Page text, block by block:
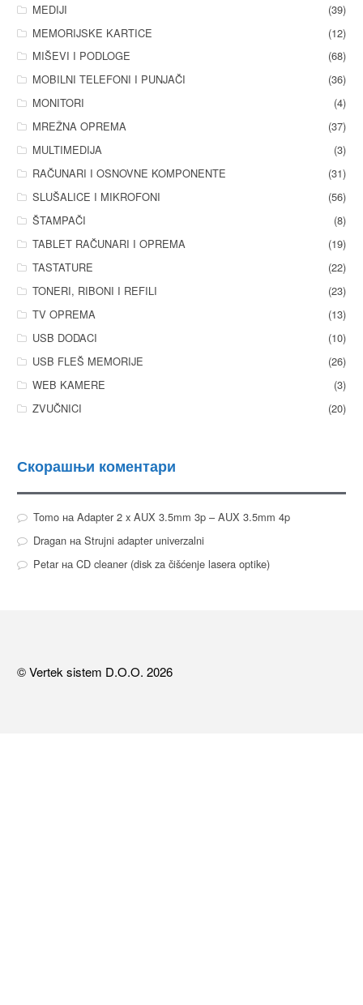
MEDIJI
(39)
MEMORIJSKE KARTICE
(12)
MIŠEVI I PODLOGE
(68)
MOBILNI TELEFONI I PUNJAČI
(36)
MONITORI
(4)
MREŽNA OPREMA
(37)
MULTIMEDIJA
(3)
RAČUNARI I OSNOVNE KOMPONENTE
(31)
SLUŠALICE I MIKROFONI
(56)
ŠTAMPAČI
(8)
TABLET RAČUNARI I OPREMA
(19)
TASTATURE
(22)
TONERI, RIBONI I REFILI
(23)
TV OPREMA
(13)
USB DODACI
(10)
USB FLEŠ MEMORIJE
(26)
WEB KAMERE
(3)
ZVUČNICI
(20)
Скорашњи коментари
TomoнаAdapter 2 x AUX 3.5mm 3p – AUX 3.5mm 4p
Draganна Strujni adapter univerzalni
Petarна CD cleaner (disk za čišćenje lasera optike)
© Vertek sistem D.O.O. 2026